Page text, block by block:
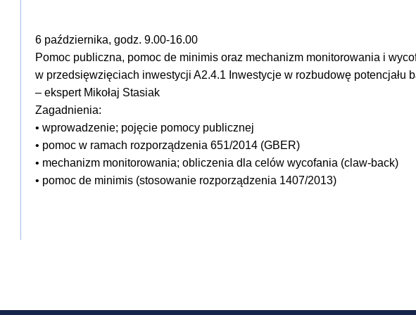
6 października, godz. 9.00-16.00
Pomoc publiczna, pomoc de minimis oraz mechanizm monitorowania i
w przedsięwzięciach inwestycji A2.4.1 Inwestycje w rozbudowę potencjału
– ekspert Mikołaj Stasiak
Zagadnienia:
• wprowadzenie; pojęcie pomocy publicznej
• pomoc w ramach rozporządzenia 651/2014 (GBER)
• mechanizm monitorowania; obliczenia dla celów wycofania (claw-back)
• pomoc de minimis (stosowanie rozporządzenia 1407/2013)